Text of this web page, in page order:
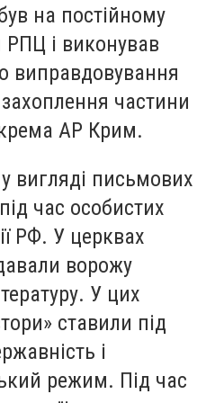
на постійному
РПЦ і виконував
виправдовування
захоплення частини
АР Крим.
вигляді письмових
час особистих
РФ. У церквах
ворожу
У цих
ставили під
і
режим. Під час